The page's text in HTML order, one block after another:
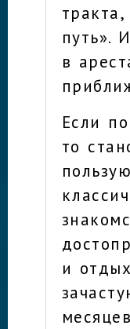
путь».
в
Если
то
и